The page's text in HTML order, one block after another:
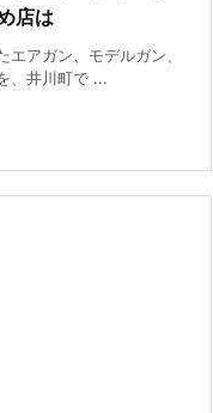
店は
アガン、モデルガン、
、井川町で ...